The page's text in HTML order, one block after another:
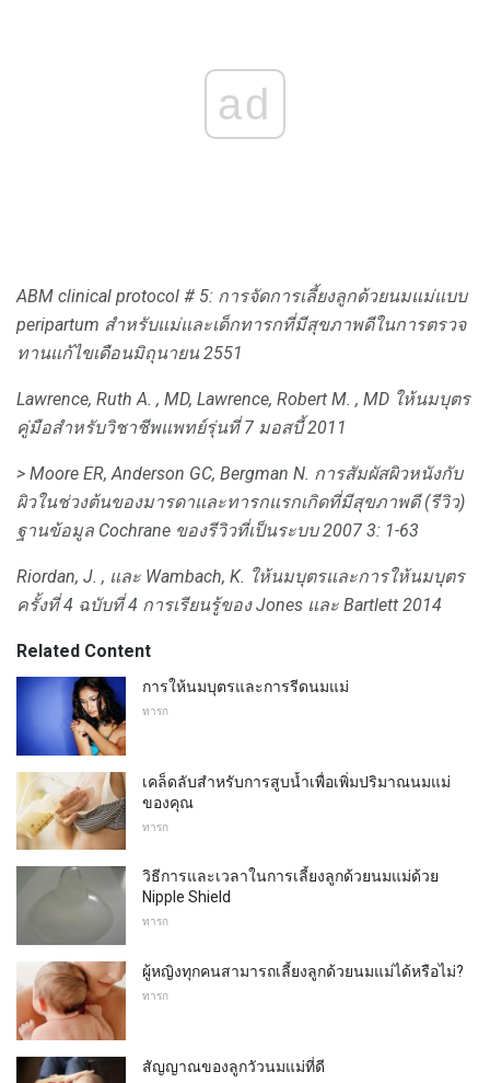
ad
ABM clinical protocol # 5: การจัดการเลี้ยงลูกด้วยนมแม่แบบ
peripartum สำหรับแม่และเด็กทารกที่มีสุขภาพดีในการตรวจ
ทานแก้ไขเดือนมิถุนายน 2551
Lawrence, Ruth A. , MD, Lawrence, Robert M. , MD ให้นมบุตร
คู่มือสำหรับวิชาชีพแพทย์รุ่นที่ 7 มอสบี้ 2011
> Moore ER, Anderson GC, Bergman N. การสัมผัสผิวหนังกับ
ผิวในช่วงต้นของมารดาและทารกแรกเกิดที่มีสุขภาพดี (รีวิว)
ฐานข้อมูล Cochrane ของรีวิวที่เป็นระบบ 2007 3: 1-63
Riordan, J. , และ Wambach, K. ให้นมบุตรและการให้นมบุตร
ครั้งที่ 4 ฉบับที่ 4 การเรียนรู้ของ Jones และ Bartlett 2014
Related Content
การให้นมบุตรและการรีดนมแม่
ทารก
เคล็ดลับสำหรับการสูบน้ำเพื่อเพิ่มปริมาณนมแม่
ของคุณ
ทารก
วิธีการและเวลาในการเลี้ยงลูกด้วยนมแม่ด้วย
Nipple Shield
ทารก
ผู้หญิงทุกคนสามารถเลี้ยงลูกด้วยนมแม่ได้หรือไม่?
ทารก
สัญญาณของลูกวัวนมแม่ที่ดี